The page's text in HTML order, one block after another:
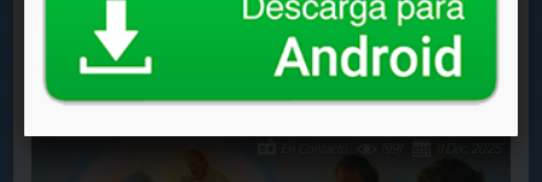
La colina de la paz